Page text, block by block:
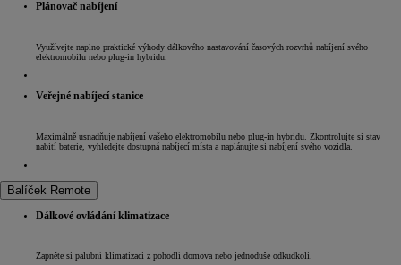
Plánovač nabíjení
Využívejte naplno praktické výhody dálkového nastavování časových rozvrhů nabíjení svého
elektromobilu nebo plug-in hybridu.
Veřejné nabíjecí stanice
Maximálně usnadňuje nabíjení vašeho elektromobilu nebo plug-in hybridu. Zkontrolujte si stav
nabití baterie, vyhledejte dostupná nabíjecí místa a naplánujte si nabíjení svého vozidla.
Balíček Remote
Dálkové ovládání klimatizace
Zapněte si palubní klimatizaci z pohodlí domova nebo jednoduše odkudkoli.